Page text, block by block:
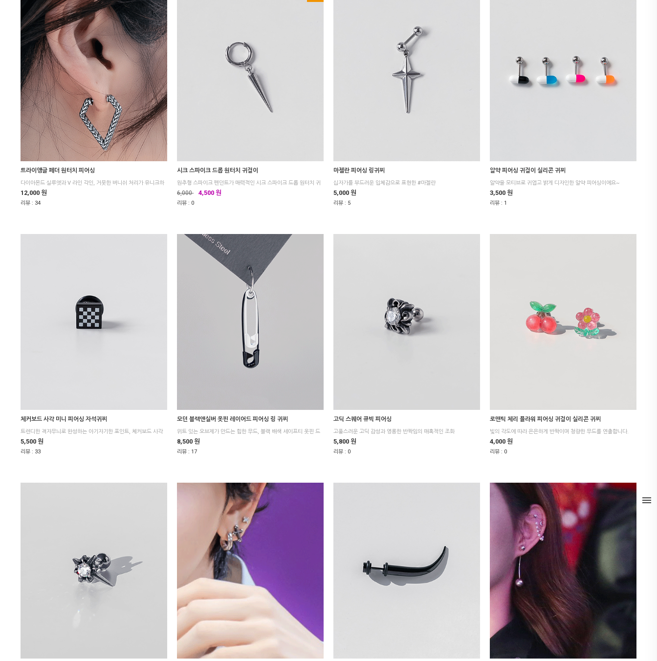
트라이앵글 페더 원터치 피어싱
12,000 원
리뷰 : 34
시크 스파이크 드롭 원터치 귀걸이
6,000 4,500 원
리뷰 : 0
마젤란 피어싱 링귀찌
십자가를 부드러운 입체감으로 표현한 #마젤란
5,000 원
리뷰 : 5
알약 피어싱 귀걸이 실리콘 귀찌
알약을 모티브로 귀엽고 밝게 디자인한 알약 피어싱이에요~
3,500 원
리뷰 : 1
체커보드 사각 미니 피어싱 자석귀찌
5,500 원
리뷰 : 33
모던 블랙앤실버 옷핀 레이어드 피어싱 링 귀찌
8,500 원
리뷰 : 17
고딕 스퀘어 큐빅 피어싱
고풍스러운 고딕 감성과 영롱한 반짝임의 매혹적인 조화
5,800 원
리뷰 : 0
로맨틱 체리 플라워 피어싱 귀걸이 실리콘 귀찌
빛의 각도에 따라 은은하게 반짝이며 청량한 무드를 연출합니다.
4,000 원
리뷰 : 0